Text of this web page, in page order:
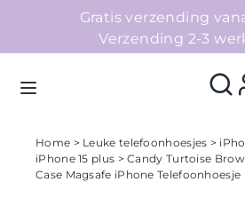
Gratis verzending
Verzending 2-3
Homepage
Home > Leuke telefoonhoesjes >
iPhone 15 plus > Candy Turtoise
Case Magsafe iPhone Telefoonhoesje